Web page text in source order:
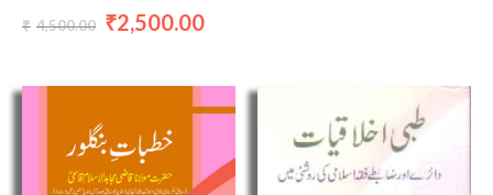
₹ 4,500.00 ₹2,500.00